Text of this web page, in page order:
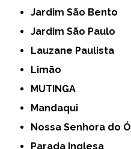
Jardim São Bento
Jardim São Paulo
Lauzane Paulista
Limão
MUTINGA
Mandaqui
Nossa Senhora do Ó
Parada Inglesa